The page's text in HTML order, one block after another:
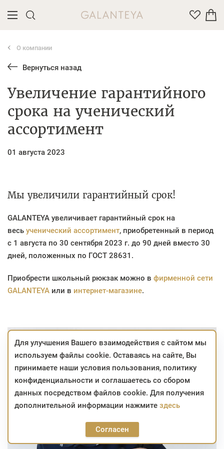
Введите название или артикул товара
О компании
Вернуться назад
Увеличение гарантийного
срока на ученический
ассортимент
01 августа 2023
Мы увеличили гарантийный срок!
GALANTEYA увеличивает гарантийный срок на
весь ученический ассортимент, приобретенный в период
с 1 августа по 30 сентября 2023 г. до 90 дней вместо 30
дней, положенных по ГОСТ 28631.
Приобрести школьный рюкзак можно в фирменной сети
GALANTEYA или в интернет-магазине.
Для улучшения Вашего взаимодействия с сайтом мы
используем файлы cookie. Оставаясь на сайте, Вы
принимаете наши условия пользования, политику
конфиденциальности и соглашаетесь со сбором
данных посредством файлов cookie. Для получения
дополнительной информации нажмите здесь
Согласен